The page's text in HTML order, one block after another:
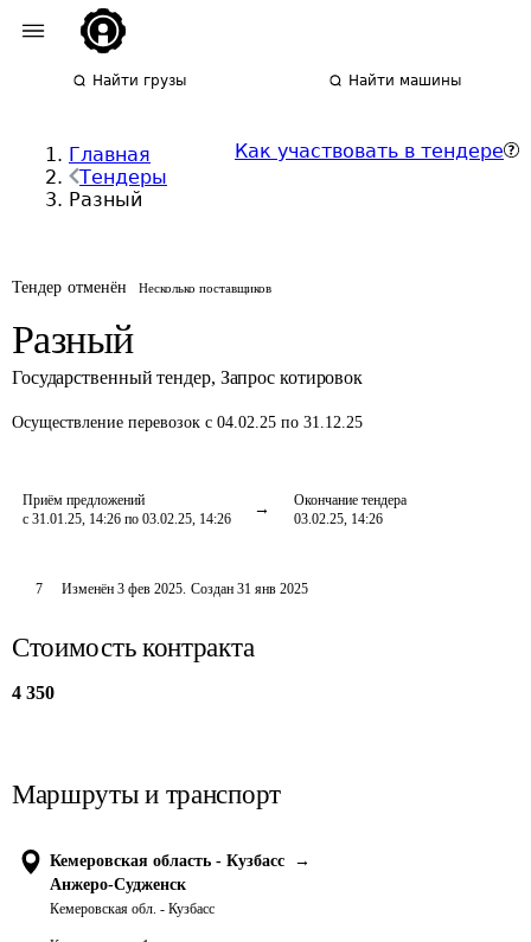
Найти грузы Найти машины
Главная
Тендеры
Разный
Как участвовать в тендере
Тендер отменён Несколько поставщиков
Разный
Государственный тендер, Запрос котировок
Осуществление перевозок с 04.02.25 по 31.12.25
Приём предложений
с 31.01.25, 14:26 по 03.02.25, 14:26
Окончание тендера
03.02.25, 14:26
7 Изменён 3 фев 2025. Создан 31 янв 2025
Стоимость контракта
4 350
Маршруты и транспорт
Кемеровская область - Кузбасс
→
Анжеро-Судженск
Кемеровская обл. - Кузбасс